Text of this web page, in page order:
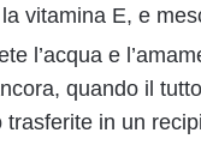
vitamina E, e
l’acqua e
quando il
trasferite in un